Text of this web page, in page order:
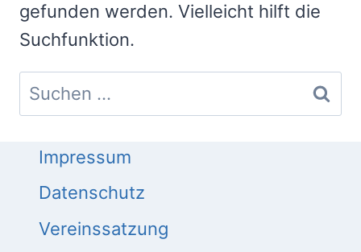
gefunden werden. Vielleicht hilft die
Suchfunktion.
Suchen
nach:
Impressum
Datenschutz
Vereinssatzung